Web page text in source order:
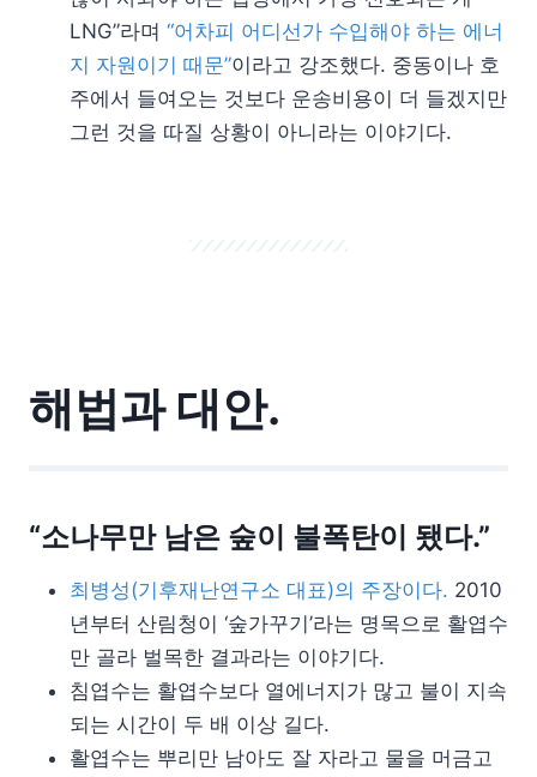
LNG”라며 “어차피 어디선가 수입해야 하는 에너
지 자원이기 때문”이라고 강조했다. 중동이나 호
주에서 들여오는 것보다 운송비용이 더 들겠지만
그런 것을 따질 상황이 아니라는 이야기다.
해법과 대안.
“소나무만 남은 숲이 불폭탄이 됐다.”
최병성(기후재난연구소 대표)의 주장이다. 2010
년부터 산림청이 ‘숲가꾸기’라는 명목으로 활엽수
만 골라 벌목한 결과라는 이야기다.
침엽수는 활엽수보다 열에너지가 많고 불이 지속
되는 시간이 두 배 이상 길다.
활엽수는 뿌리만 남아도 잘 자라고 물을 머금고